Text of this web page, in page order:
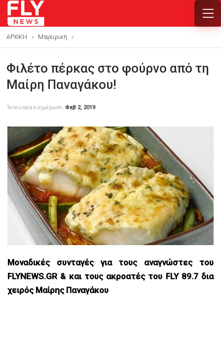
ΑΡΧΙΚΗ Mαγειρική
Φιλέτο πέρκας στο φούρνο από τη
Μαίρη Παναγάκου!
Τελευταία ενημέρωση Φεβ 2, 2019
Μοναδικές συνταγές για τους αναγνώστες του
FLYNEWS.GR & και τους ακροατές του FLY 89.7 δια
χειρός Μαίρης Παναγάκου